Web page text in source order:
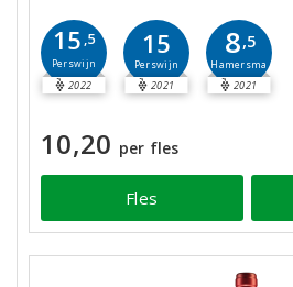
15 ,5
Perswijn
2022
15
Perswijn
2021
8,5
Hamersma
2021
10,20 per fles
Fles